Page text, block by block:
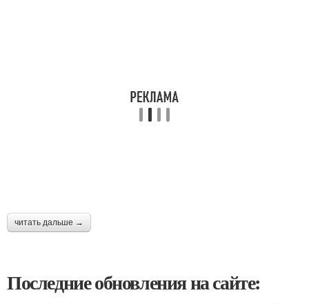
читать дальше →
Последние обновления на сайте: